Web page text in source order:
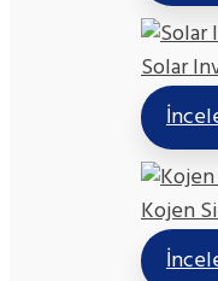
Solar
Kojen